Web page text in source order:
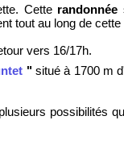
Cette randonnée
tout au long de cette
vers 16/17h.
"situé à 1700 m
possibilités